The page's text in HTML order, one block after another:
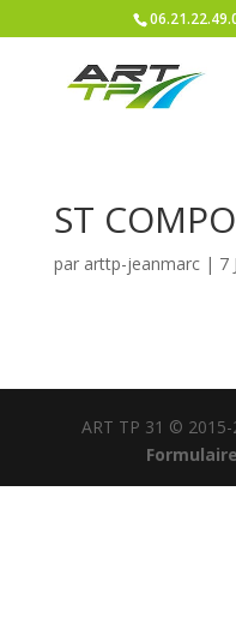
ST
par arttp-jeanmarc| 7
ART TP 31 ©